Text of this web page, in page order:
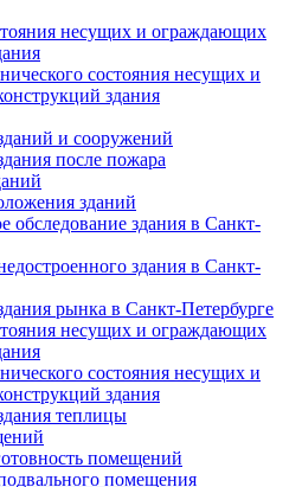
несущих и ограждающих
состояния несущих и
здания
и сооружений
после пожара
зданий
обследование здания в Санкт-
здания в Санкт-
рынка в Санкт-Петербурге
несущих и ограждающих
состояния несущих и
здания
теплицы
помещений
помещения